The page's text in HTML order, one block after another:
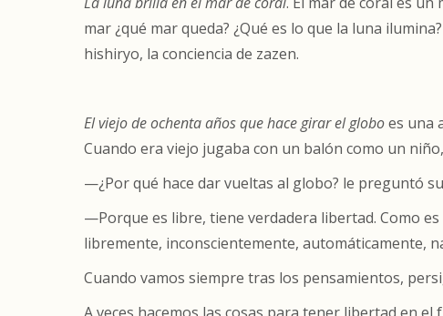
mar ¿qué mar queda? ¿Qué es lo que la luna
hishiryo, la conciencia de zazen.
El viejo de ochenta años que hace girar el globoes una
Cuando era viejo jugaba con un balón como un
—¿Por qué hace dar vueltas al globo? le preguntó
—Porque es libre, tiene verdadera libertad. Como
libremente, inconscientemente, automáticamente,
Cuando vamos siempre tras los pensamientos,